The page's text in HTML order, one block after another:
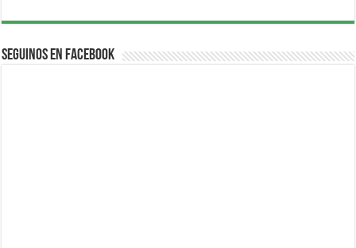
Seguinos en Facebook